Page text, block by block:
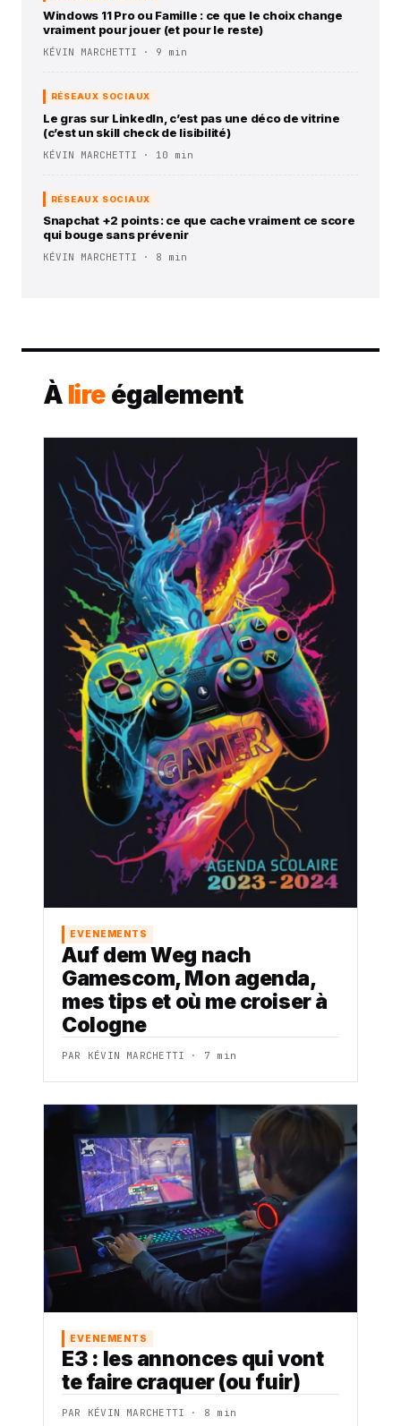
Windows 11 Pro ou Famille : ce que le choix change
vraiment pour jouer (et pour le reste)
KÉVIN MARCHETTI · 9 min
RÉSEAUX SOCIAUX
Le gras sur LinkedIn, c’est pas une déco de vitrine
(c’est un skill check de lisibilité)
KÉVIN MARCHETTI · 10 min
RÉSEAUX SOCIAUX
Snapchat +2 points : ce que cache vraiment ce score
qui bouge sans prévenir
KÉVIN MARCHETTI · 8 min
À lire également
EVENEMENTS
Auf dem Weg nach
Gamescom, Mon agenda,
mes tips et où me croiser à
Cologne
PAR KÉVIN MARCHETTI · 7 min
EVENEMENTS
E3 : les annonces qui vont
te faire craquer (ou fuir)
PAR KÉVIN MARCHETTI · 8 min